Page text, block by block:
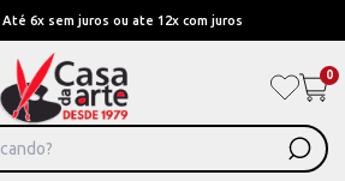
Até 6x sem juros ou ate 12x com juros
0